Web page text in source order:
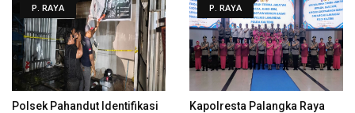
P. RAYA
Polsek Pahandut Identifikasi
P. RAYA
Kapolresta Palangka Raya